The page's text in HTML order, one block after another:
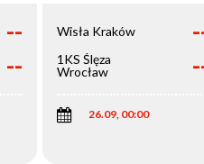
--
--
Wisła Kraków
1KS Ślęza
Wrocław
26.09, 00:00